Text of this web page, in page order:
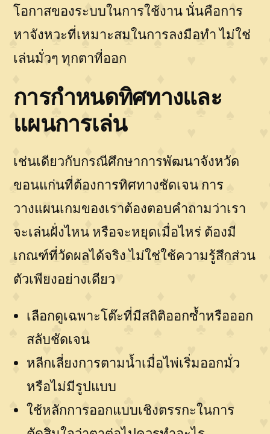
โอกาสของระบบในการใช้งาน นั่นคือการ
หาจังหวะที่เหมาะสมในการลงมือทำ ไม่ใช่
เล่นมั่วๆ ทุกตาที่ออก
การกำหนดทิศทางและ
แผนการเล่น
เช่นเดียวกับกรณีศึกษาการพัฒนาจังหวัด
ขอนแก่นที่ต้องการทิศทางชัดเจน การ
วางแผนเกมของเราต้องตอบคำถามว่าเรา
จะเล่นฝั่งไหน หรือจะหยุดเมื่อไหร่ ต้องมี
เกณฑ์ที่วัดผลได้จริง ไม่ใช่ใช้ความรู้สึกส่วน
ตัวเพียงอย่างเดียว
เลือกดูเฉพาะโต๊ะที่มีสถิติออกซ้ำหรือออก
สลับชัดเจน
หลีกเลี่ยงการตามน้ำเมื่อไพ่เริ่มออกมั่ว
หรือไม่มีรูปแบบ
ใช้หลักการออกแบบเชิงตรรกะในการ